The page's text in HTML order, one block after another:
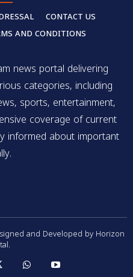
CONTACT US
AND CONDITIONS
news portal delivering
categories, including
sports, entertainment,
coverage of current
informed about important
and Developed by Horizon